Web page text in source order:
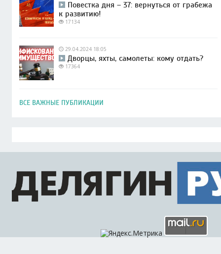
Повестка дня – 37: вернуться от грабежа
к развитию!
17134
29.04.2024 18:05
Дворцы, яхты, самолеты: кому отдать?
17364
ВСЕ ВАЖНЫЕ ПУБЛИКАЦИИ